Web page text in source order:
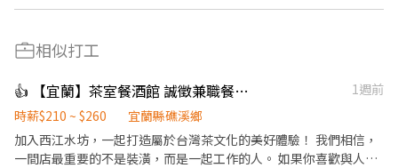
相似打工
👍 【宜蘭】茶室餐酒館 誠徵兼職餐飲人員及調酒師 高薪
1週前
時薪$210 ~ $260
宜蘭縣礁溪鄉
加入西江水坊，一起打造屬於台灣茶文化的美好體驗！ 我們相信，
一間店最重要的不是裝潢，而是一起工作的人。 如果你喜歡與人交